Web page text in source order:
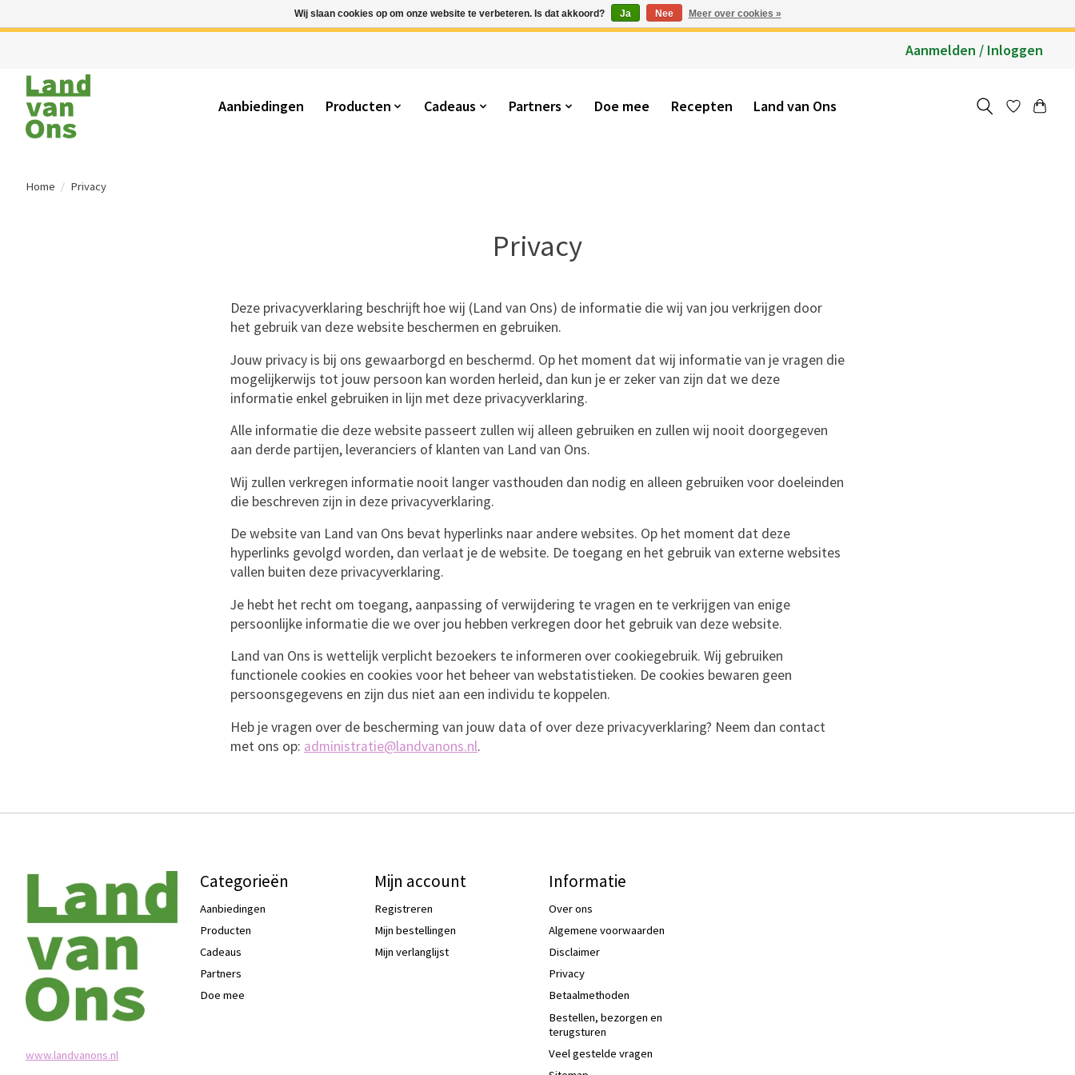
Aanmelden / Inloggen
Aanbiedingen Producten Cadeaus Partners Doe mee Recepten Land van Ons
Home / Privacy
Privacy
Deze privacyverklaring beschrijft hoe wij (Land van Ons) de informatie die wij van jou verkrijgen door
het gebruik van deze website beschermen en gebruiken.
Jouw privacy is bij ons gewaarborgd en beschermd. Op het moment dat wij informatie van je vragen die
mogelijkerwijs tot jouw persoon kan worden herleid, dan kun je er zeker van zijn dat we deze
informatie enkel gebruiken in lijn met deze privacyverklaring.
Alle informatie die deze website passeert zullen wij alleen gebruiken en zullen wij nooit doorgegeven
aan derde partijen, leveranciers of klanten van Land van Ons.
Wij zullen verkregen informatie nooit langer vasthouden dan nodig en alleen gebruiken voor doeleinden
die beschreven zijn in deze privacyverklaring.
De website van Land van Ons bevat hyperlinks naar andere websites. Op het moment dat deze
hyperlinks gevolgd worden, dan verlaat je de website. De toegang en het gebruik van externe websites
vallen buiten deze privacyverklaring.
Je hebt het recht om toegang, aanpassing of verwijdering te vragen en te verkrijgen van enige
persoonlijke informatie die we over jou hebben verkregen door het gebruik van deze website.
Land van Ons is wettelijk verplicht bezoekers te informeren over cookiegebruik. Wij gebruiken
functionele cookies en cookies voor het beheer van webstatistieken. De cookies bewaren geen
persoonsgegevens en zijn dus niet aan een individu te koppelen.
Heb je vragen over de bescherming van jouw data of over deze privacyverklaring? Neem dan contact
met ons op: administratie@landvanons.nl.
www.landvanons.nl
Categorieën
Aanbiedingen
Producten
Cadeaus
Partners
Doe mee
Mijn account
Registreren
Mijn bestellingen
Mijn verlanglijst
Informatie
Over ons
Algemene voorwaarden
Disclaimer
Privacy
Betaalmethoden
Bestellen, bezorgen en
terugsturen
Veel gestelde vragen
Wij slaan cookies op om onze website te verbeteren. Is dat akkoord? Ja Nee Meer over cookies »